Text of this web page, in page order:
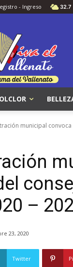
- Ingreso 32.7
municipal
–
23, 2020
Twitter